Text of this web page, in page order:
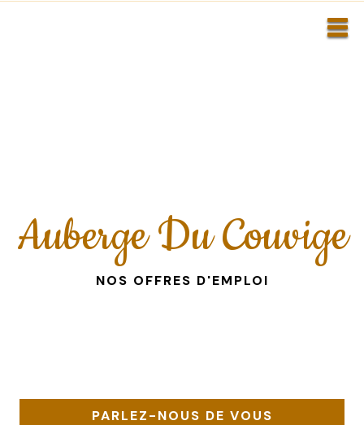
Auberge Du Couvige
NOS OFFRES D'EMPLOI
PARLEZ-NOUS DE VOUS